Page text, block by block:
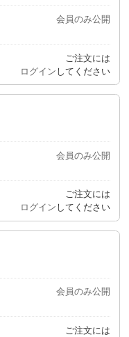
会員のみ公開
ご注文には
ログイン してください
会員のみ公開
ご注文には
ログイン してください
会員のみ公開
ご注文には